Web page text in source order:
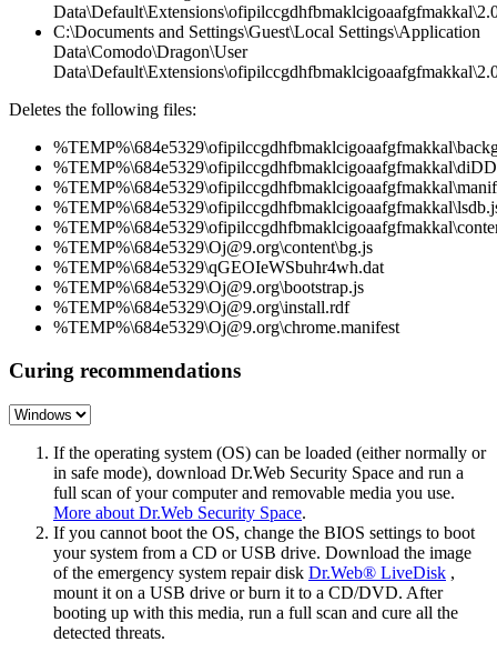
C:\Documents and Settings\Guest\Local Settings\Application
Data\Comodo\Dragon\User
Deletes the following files:
%TEMP%\684e5329\Oj@9.org\content\bg.js
%TEMP%\684e5329\qGEOIeWSbuhr4wh.dat
%TEMP%\684e5329\Oj@9.org\bootstrap.js
%TEMP%\684e5329\Oj@9.org\install.rdf
%TEMP%\684e5329\Oj@9.org\chrome.manifest
Curing recommendations
If the operating system (OS) can be loaded (either normally or
in safe mode), download Dr.Web Security Space and run a
full scan of your computer and removable media you use.
More about Dr.Web Security Space.
If you cannot boot the OS, change the BIOS settings to boot
your system from a CD or USB drive. Download the image
of the emergency system repair disk Dr.Web® LiveDisk ,
mount it on a USB drive or burn it to a CD/DVD. After
booting up with this media, run a full scan and cure all the
detected threats.